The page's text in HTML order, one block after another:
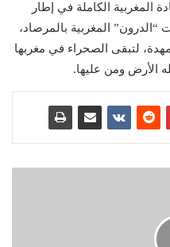
المغربية الكاملة في إطار
“الدرون” المغربية بالمرصاد،
لتبقى الصحراء في مغربها
الأرض ومن عليها.